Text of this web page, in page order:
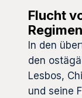
Flucht
Regimen
In den
den
Lesbos,
und seine